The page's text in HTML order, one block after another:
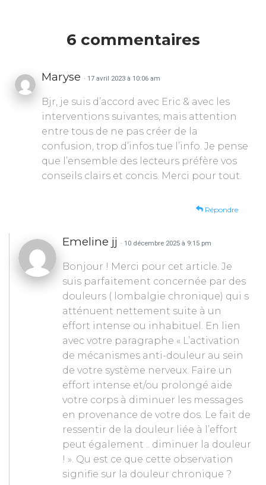
6 commentaires
Maryse · 17 avril 2023 à 10:06 am
Bjr, je suis d’accord avec Eric & avec les
interventions suivantes, mais attention
entre tous de ne pas créer de la
confusion, trop d’infos tue l’info. Je pense
que l’ensemble des lecteurs préfère vos
conseils clairs et concis. Merci pour tout.
Répondre
Emeline jj · 10 décembre 2025 à 9:15 pm
Bonjour ! Merci pour cet article. Je
suis parfaitement concernée par des
douleurs ( lombalgie chronique) qui s
atténuent nettement suite à un
effort intense ou inhabituel. En lien
avec votre paragraphe « L’activation
de mécanismes anti-douleur au sein
de votre système nerveux. Faire un
effort intense et/ou prolongé aide
votre corps à diminuer les messages
en provenance de votre dos. Le fait de
ressentir de la douleur liée à l’effort
peut également .. diminuer la douleur
! ». Qu est ce que cette observation
signifie sur la douleur chronique ?